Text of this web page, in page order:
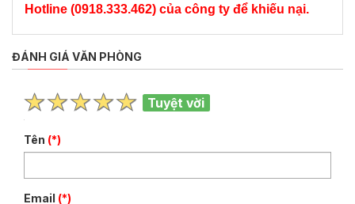
Hotline (0918.333.462) của công ty để khiếu nại.
ĐÁNH GIÁ VĂN PHÒNG
Tuyệt vời
Tên (*)
Email (*)